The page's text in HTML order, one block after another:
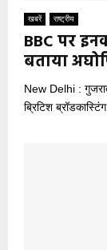
खबरें राष्ट्रीय
BBC पर
बताया
New Delhi :
ब्रिटिश